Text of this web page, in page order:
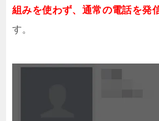
組みを使わず、通常の電話を発
す。